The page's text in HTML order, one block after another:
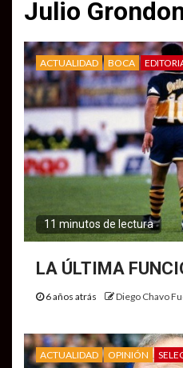
Julio
ACTUALIDAD BOCA
11 minutos de lectura
LA ÚLTIMA
6 años atrás Diego Chavo
ACTUALIDAD OPINIÓN